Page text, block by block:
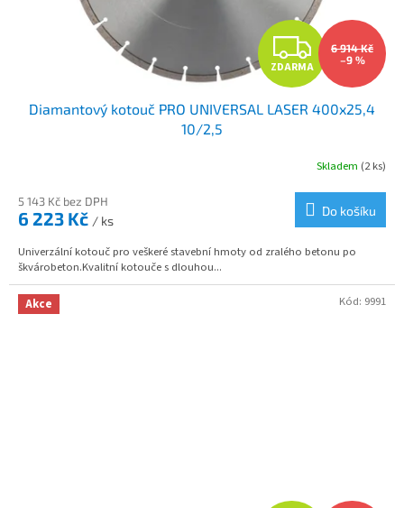
Z
D
A
R
M
A
ZDARMA
6 914 Kč
–9 %
Diamantový kotouč PRO UNIVERSAL LASER 400x25,4
10/2,5
Skladem (2 ks)
5 143 Kč bez DPH
6 223 Kč / ks
Do košíku
Univerzální kotouč pro veškeré stavební hmoty od zralého betonu po
škvárobeton.Kvalitní kotouče s dlouhou...
Akce Kód: 9991